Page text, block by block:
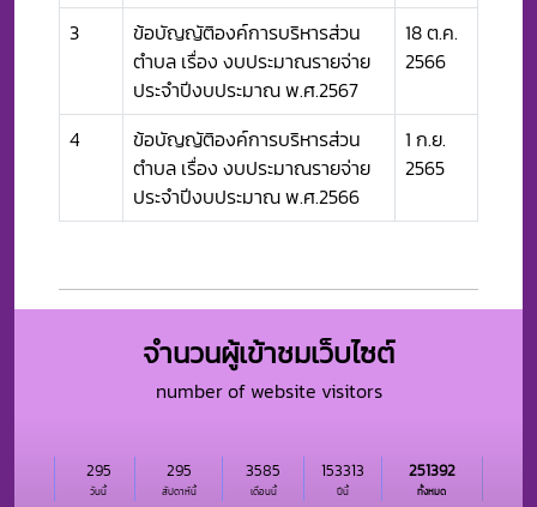
3
ข้อบัญญัติองค์การบริหารส่วน
ตำบล เรื่อง งบประมาณรายจ่าย
ประจำปีงบประมาณ พ.ศ.2567
18 ต.ค.
2566
4
ข้อบัญญัติองค์การบริหารส่วน
ตำบล เรื่อง งบประมาณรายจ่าย
ประจำปีงบประมาณ พ.ศ.2566
1 ก.ย.
2565
จำนวนผู้เข้าชมเว็บไซต์
number of website visitors
วันนี้
295
สัปดาห์นี้
295
เดือนนี้
3585
ปีนี้
153313
ทั้งหมด
251392